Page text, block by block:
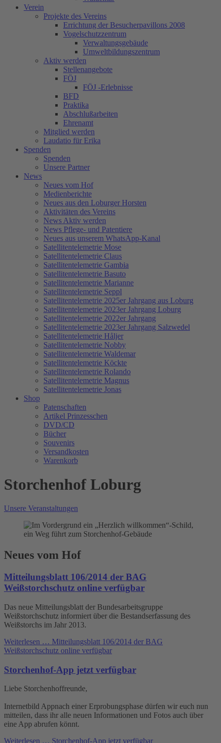
Verein
Projekte des Vereins
Errichtung der Besucherpavillons 2008
Vogelschutzzentrum
Verwaltungsgebäude
Umweltbildungszentrum
Aktiv werden
Stellenangebote
FÖJ
FÖJ -Erlebnisse
BFD
Praktika
Abschlußarbeiten
Ehrenamt
Mitglied werden
Laudatio für Erika
Spenden
Spenden
Unsere Partner
News
Neues vom Hof
Medienberichte
Neues aus den Loburger Horsten
Aktivitäten des Vereins
News Aktiv werden
News Pflege- und Patentiere
Neues aus unserem WhatsApp-Kanal
Satellitentelemetrie Mose
Satellitentelemetrie Claus
Satellitentelemetrie Gambia
Satellitentelemetrie Basuto
Satellitentelemetrie Marianne
Satellitentelemetrie Seppl
Satellitentelemetrie 2025er Jahrgang aus Loburg
Satellitentelemetrie 2023er Jahrgang Loburg
Satellitentelemetrie 2022er Jahrgang
Satellitentelemetrie 2023er Jahrgang Salzwedel
Satellitentelemetrie Håljer
Satellitentelemetrie Nobby
Satellitentelemetrie Waldemar
Satellitentelemetrie Köckte
Satellitentelemetrie Rolando
Satellitentelemetrie Magnus
Satellitentelemetrie Jonas
Shop
Patenschaften
Artikel Prinzesschen
DVD/CD
Bücher
Souvenirs
Versandkosten
Warenkorb
Storchenhof Loburg
Unsere Veranstaltungen
Neues vom Hof
Mitteilungsblatt 106/2014 der BAG
Weißstorchschutz online verfügbar
Das neue Mitteilungsblatt der Bundesarbeitsgruppe
Weißstorchschutz informiert über die Bestandserfassung des
Weißstorchs im Jahr 2013.
Weiterlesen … Mitteilungsblatt 106/2014 der BAG
Weißstorchschutz online verfügbar
Storchenhof-App jetzt verfügbar
Liebe Storchenhoffreunde,
Internetbild Appnach einer Erprobungsphase dürfen wir euch nun
mitteilen, dass ihr alle neuen Informationen und Fotos auch über
eine App abrufen könnt.
Weiterlesen … Storchenhof-App jetzt verfügbar